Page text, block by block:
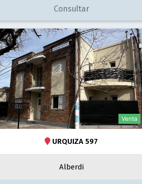
Consultar
Venta
URQUIZA 597
Alberdi